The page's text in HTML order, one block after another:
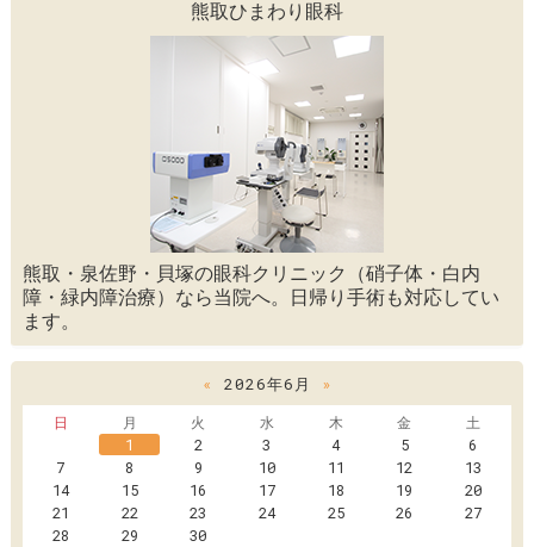
熊取ひまわり眼科
熊取・泉佐野・貝塚の眼科クリニック（硝子体・白内
障・緑内障治療）なら当院へ。日帰り手術も対応してい
ます。
« 2026年6月
»
日
月 火 水 木 金
土
1
2 3 4 5
6
7
8 9 10 11 12
13
14
15 16 17 18 19
20
21
22 23 24 25 26
27
28
29 30